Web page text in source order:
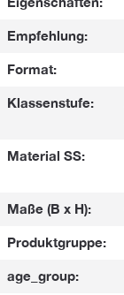
Empfehlung:
Format:
Klassenstufe:
Material SS:
Maße (B x H):
Produktgruppe:
age_group: